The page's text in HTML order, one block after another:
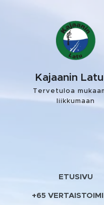
Kajaanin
Tervetuloa
liikkumaan
ETUSIVU
+65